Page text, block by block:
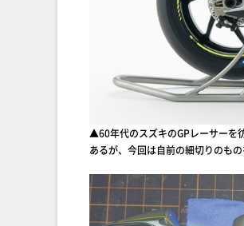
▲60年代のスズキのGPレーサーを
あるが、今回は自前の細切りのも